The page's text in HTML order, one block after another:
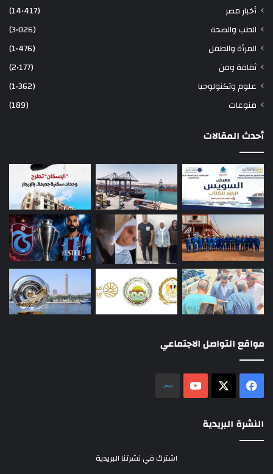
أخبار مصر
(14٬417)
الطب والصحة
(3٬026)
المرأة والطفل
(1٬476)
ثقافة وفن
(2٬177)
علوم وتكنولوجيا
(1٬362)
منوعات
(189)
أحدث المقالات
مواقع التواصل الاجتماعي
فيسبوك ‫YouTube
النشرة البريدية
اشترك في نشرتنا البريدية